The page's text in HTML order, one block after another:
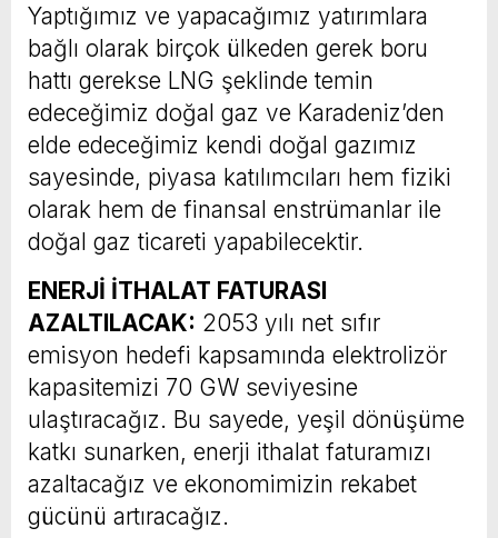
Yaptığımız ve yapacağımız yatırımlara
bağlı olarak birçok ülkeden gerek boru
hattı gerekse LNG şeklinde temin
edeceğimiz doğal gaz ve Karadeniz’den
elde edeceğimiz kendi doğal gazımız
sayesinde, piyasa katılımcıları hem fiziki
olarak hem de finansal enstrümanlar ile
doğal gaz ticareti yapabilecektir.
ENERJİ İTHALAT FATURASI
AZALTILACAK: 2053 yılı net sıfır
emisyon hedefi kapsamında elektrolizör
kapasitemizi 70 GW seviyesine
ulaştıracağız. Bu sayede, yeşil dönüşüme
katkı sunarken, enerji ithalat faturamızı
azaltacağız ve ekonomimizin rekabet
gücünü artıracağız.